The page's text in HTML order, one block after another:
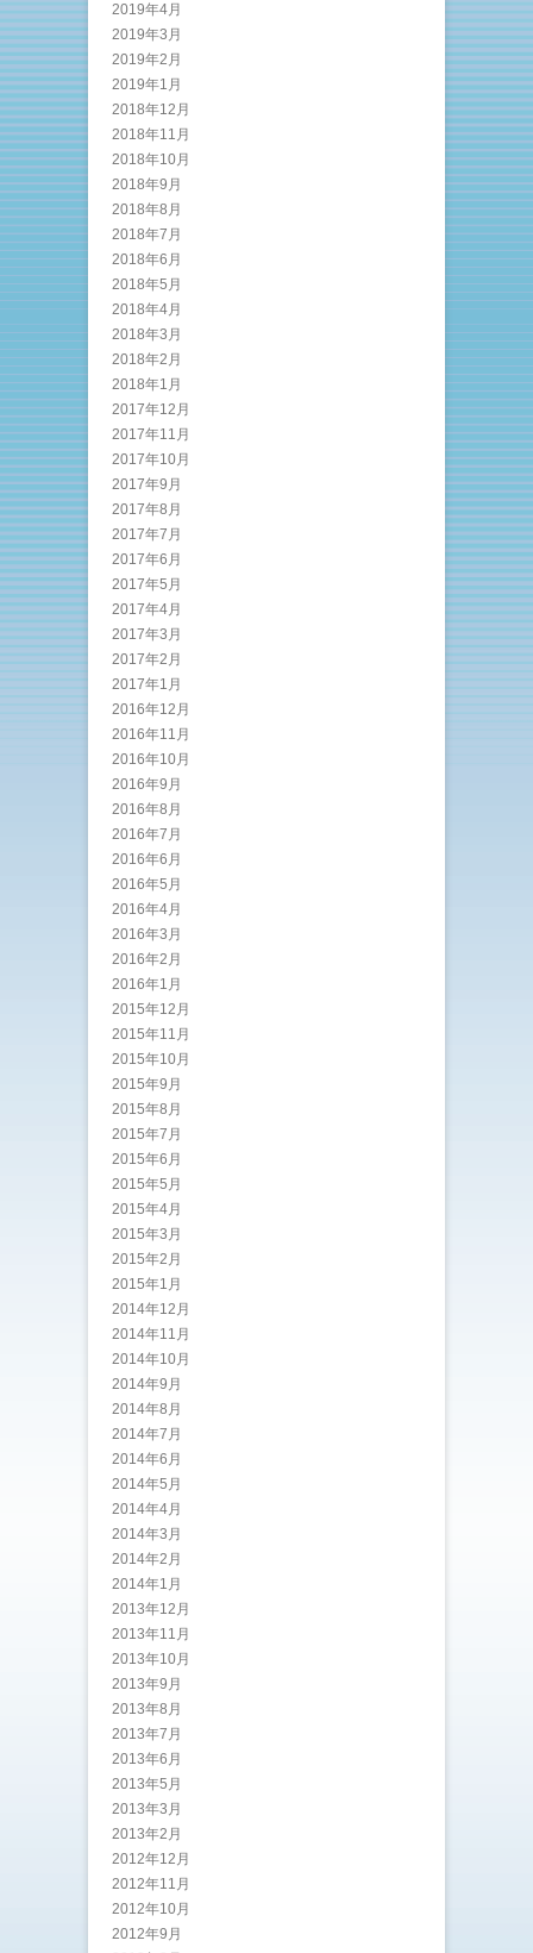
2019年4月
2019年3月
2019年2月
2019年1月
2018年12月
2018年11月
2018年10月
2018年9月
2018年8月
2018年7月
2018年6月
2018年5月
2018年4月
2018年3月
2018年2月
2018年1月
2017年12月
2017年11月
2017年10月
2017年9月
2017年8月
2017年7月
2017年6月
2017年5月
2017年4月
2017年3月
2017年2月
2017年1月
2016年12月
2016年11月
2016年10月
2016年9月
2016年8月
2016年7月
2016年6月
2016年5月
2016年4月
2016年3月
2016年2月
2016年1月
2015年12月
2015年11月
2015年10月
2015年9月
2015年8月
2015年7月
2015年6月
2015年5月
2015年4月
2015年3月
2015年2月
2015年1月
2014年12月
2014年11月
2014年10月
2014年9月
2014年8月
2014年7月
2014年6月
2014年5月
2014年4月
2014年3月
2014年2月
2014年1月
2013年12月
2013年11月
2013年10月
2013年9月
2013年8月
2013年7月
2013年6月
2013年5月
2013年3月
2013年2月
2012年12月
2012年11月
2012年10月
2012年9月